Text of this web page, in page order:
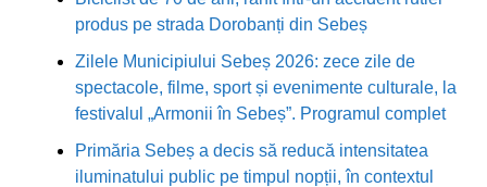
produs pe strada Dorobanți din Sebeș
Zilele Municipiului Sebeș 2026: zece zile de
spectacole, filme, sport și evenimente culturale, la
festivalul „Armonii în Sebeș”. Programul complet
Primăria Sebeș a decis să reducă intensitatea
iluminatului public pe timpul nopții, în contextul